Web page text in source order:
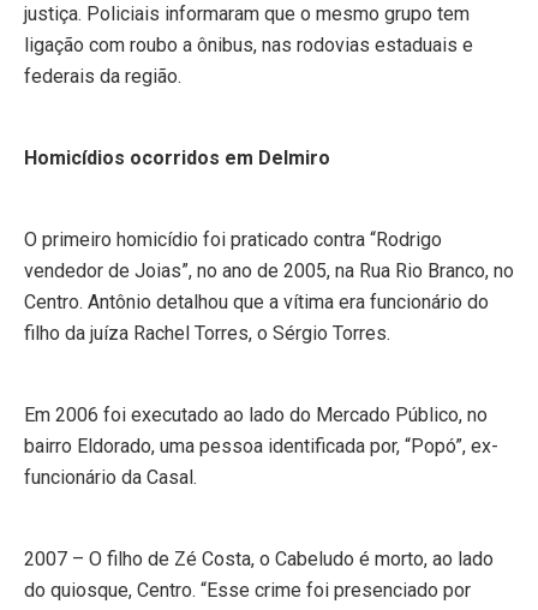
justiça. Policiais informaram que o mesmo grupo tem
ligação com roubo a ônibus, nas rodovias estaduais e
federais da região.
Homicídios ocorridos em Delmiro
O primeiro homicídio foi praticado contra “Rodrigo
vendedor de Joias”, no ano de 2005, na Rua Rio Branco, no
Centro. Antônio detalhou que a vítima era funcionário do
filho da juíza Rachel Torres, o Sérgio Torres.
Em 2006 foi executado ao lado do Mercado Público, no
bairro Eldorado, uma pessoa identificada por, “Popó”, ex-
funcionário da Casal.
2007 – O filho de Zé Costa, o Cabeludo é morto, ao lado
do quiosque, Centro. “Esse crime foi presenciado por